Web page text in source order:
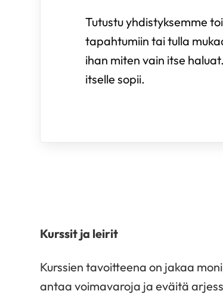
Tutustu yhdistyksemme
tapahtumiin tai tulla
ihan miten vain itse
itselle sopii.
Kurssit ja leirit
Kurssien tavoitteena on jakaa
antaa voimavaroja ja eväitä